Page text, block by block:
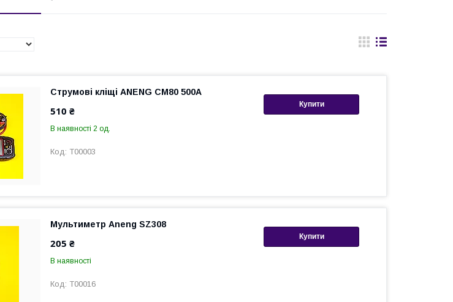
Купити
Струмові кліщі ANENG CM80 500A
510 ₴
В наявності 2 од.
T00003
Купити
Мультиметр Aneng SZ308
205 ₴
В наявності
T00016